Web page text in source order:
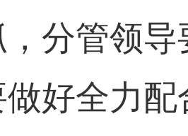
，分管领
做好全力